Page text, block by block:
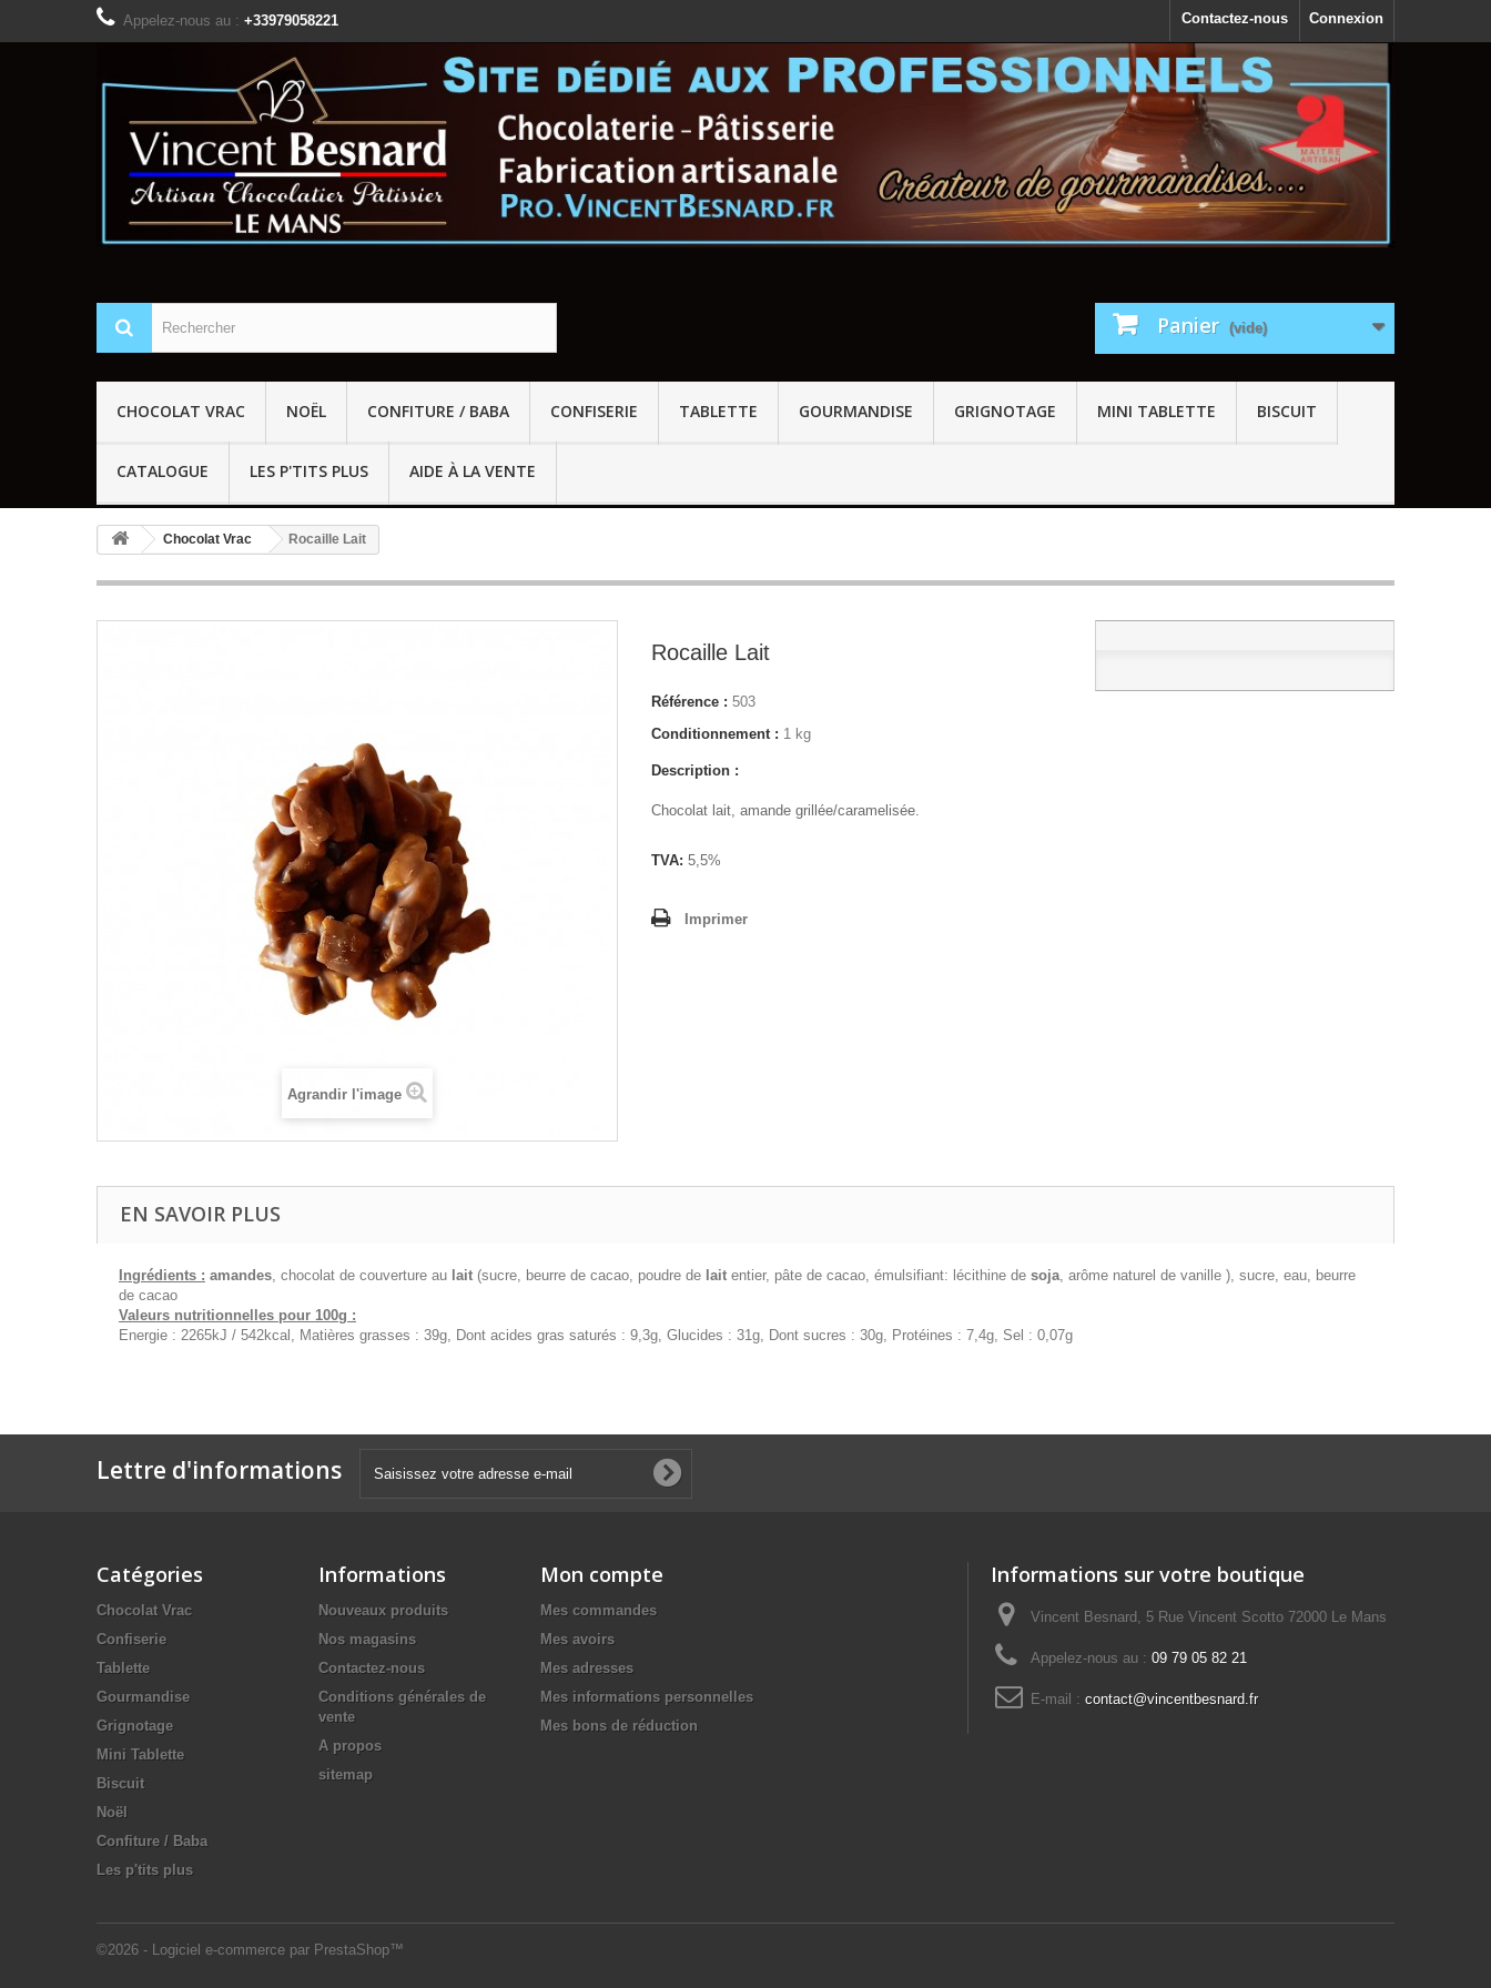
Connexion
Contactez-nous
Appelez-nous au : +33979058221
Panier (vide)
CHOCOLAT VRAC NOËL CONFITURE / BABA CONFISERIE TABLETTE GOURMANDISE GRIGNOTAGE MINI TABLETTE BISCUIT
CATALOGUE LES P'TITS PLUS AIDE À LA VENTE
Chocolat Vrac Rocaille Lait
Agrandir l'image
Rocaille Lait
Référence : 503
Conditionnement : 1 kg
Description :
Chocolat lait, amande grillée/caramelisée.
TVA: 5,5%
Imprimer
EN SAVOIR PLUS
Ingrédients : amandes , chocolat de couverture au lait (sucre, beurre de cacao, poudre de lait entier, pâte de cacao, émulsifiant: lécithine de soja , arôme naturel de vanille ), sucre, eau, beurre
de cacao
Valeurs nutritionnelles pour 100g :
Energie : 2265kJ / 542kcal, Matières grasses : 39g, Dont acides gras saturés : 9,3g, Glucides : 31g, Dont sucres : 30g, Protéines : 7,4g, Sel : 0,07g
Lettre d'informations
Catégories
Chocolat Vrac
Confiserie
Tablette
Gourmandise
Grignotage
Mini Tablette
Biscuit
Noël
Confiture / Baba
Les p'tits plus
Informations
Nouveaux produits
Nos magasins
Contactez-nous
Conditions générales de
vente
A propos
sitemap
©2026 - Logiciel e-commerce par PrestaShop™
Mon compte
Mes commandes
Mes avoirs
Mes adresses
Mes informations personnelles
Mes bons de réduction
Informations sur votre boutique
Vincent Besnard, 5 Rue Vincent Scotto 72000 Le Mans
Appelez-nous au : 09 79 05 82 21
E-mail : contact@vincentbesnard.fr